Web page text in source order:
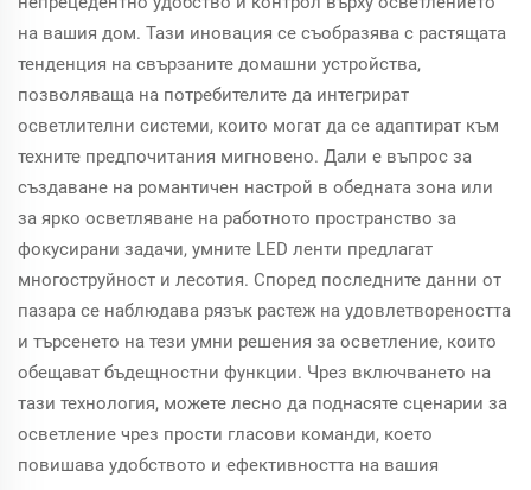
на вашия дом. Тази иновация се съобразява с растящата
тенденция на свързаните домашни устройства,
позволяваща на потребителите да интегрират
осветлителни системи, които могат да се адаптират към
техните предпочитания мигновено. Дали е въпрос за
създаване на романтичен настрой в обедната зона или
за ярко осветляване на работното пространство за
фокусирани задачи, умните LED ленти предлагат
многоструйност и лесотия. Според последните данни от
пазара се наблюдава рязък растеж на удовлетвореността
и търсенето на тези умни решения за осветление, които
обещават бъдещностни функции. Чрез включването на
тази технология, можете лесно да поднасяте сценарии за
осветление чрез прости гласови команди, което
повишава удобството и ефективността на вашия